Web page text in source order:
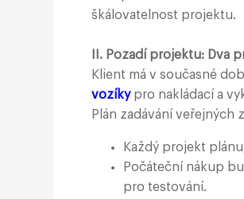
škálovatelnost projektu.
II. Pozadí projektu: Dva
Klient má v současné
vozíkypro nakládací a
Plán zadávání veřejných
Každý projekt
Počáteční nákup
pro testování.